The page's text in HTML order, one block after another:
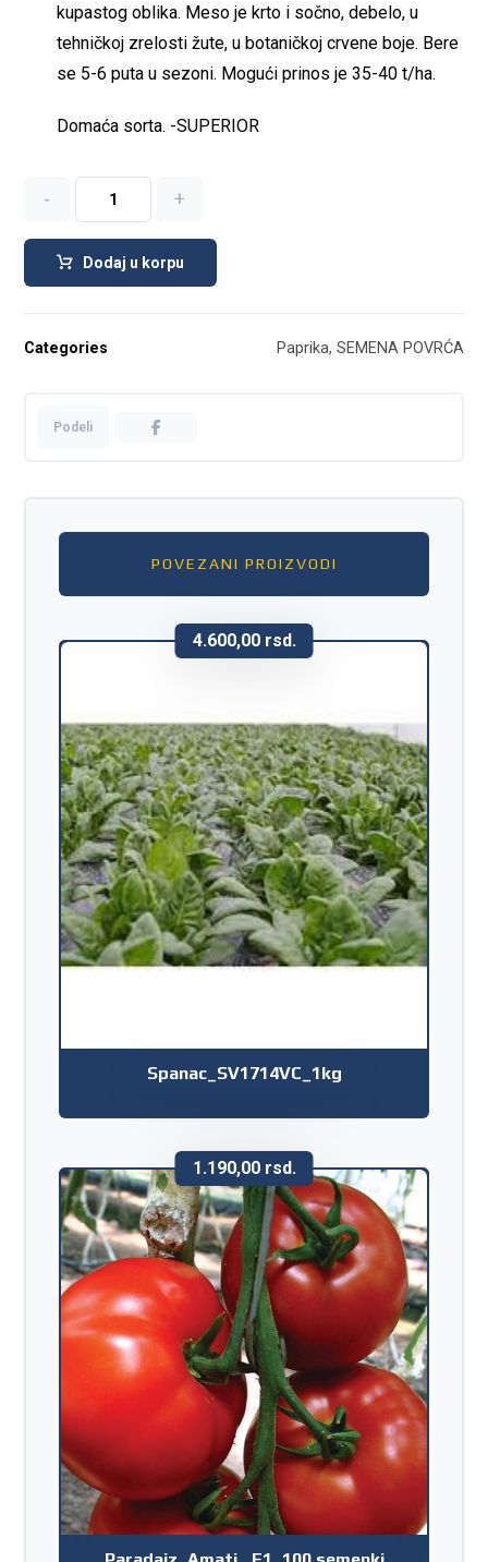
kupastog oblika. Meso je krto i sočno, debelo, u
tehničkoj zrelosti žute, u botaničkoj crvene boje. Bere
se 5-6 puta u sezoni. Mogući prinos je 35-40 t/ha.
Domaća sorta. -SUPERIOR
- +
Dodaj u korpu
Categories Paprika, SEMENA POVRĆA
POVEZANI PROIZVODI
Spanac_SV1714VC_1kg
4.600,00 rsd.
1.190,00 rsd.